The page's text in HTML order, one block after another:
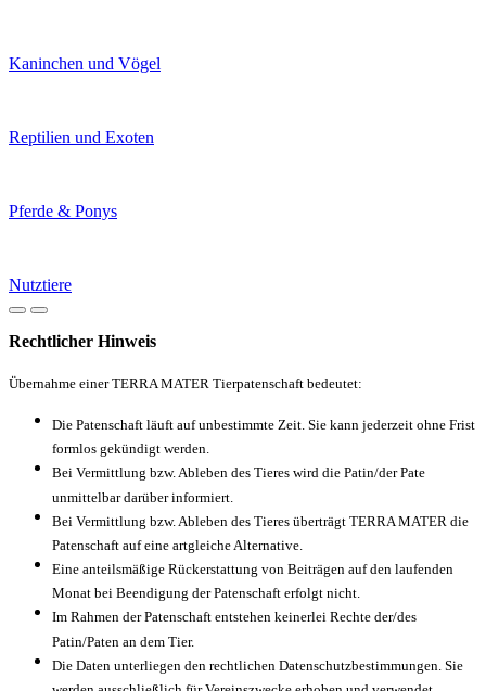
Kaninchen und Vögel
Reptilien und Exoten
Pferde & Ponys
Nutztiere
Rechtlicher Hinweis
Übernahme einer TERRA MATER Tierpatenschaft bedeutet:
Die Patenschaft läuft auf unbestimmte Zeit. Sie kann jederzeit ohne Frist
formlos gekündigt werden.
Bei Vermittlung bzw. Ableben des Tieres wird die Patin/der Pate
unmittelbar darüber informiert.
Bei Vermittlung bzw. Ableben des Tieres überträgt TERRA MATER die
Patenschaft auf eine artgleiche Alternative.
Eine anteilsmäßige Rückerstattung von Beiträgen auf den laufenden
Monat bei Beendigung der Patenschaft erfolgt nicht.
Im Rahmen der Patenschaft entstehen keinerlei Rechte der/des
Patin/Paten an dem Tier.
Die Daten unterliegen den rechtlichen Datenschutzbestimmungen. Sie